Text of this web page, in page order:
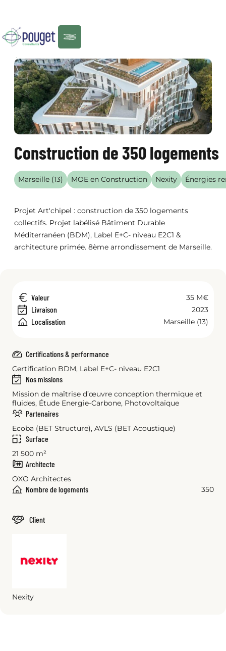
Menu
Construction de 350 logements
Marseille (13) MOE en Construction Nexity Énergies
Projet Art'chipel : construction de 350 logements
collectifs. Projet labélisé Bâtiment Durable
Méditerranéen (BDM), Label E+C- niveau E2C1 &
architecture primée. 8ème arrondissement de Marseille.
Valeur 35 M€
Livraison 2023
Localisation Marseille (13)
Certifications & performance
Certification BDM, Label E+C- niveau E2C1
Nos missions
Mission de maîtrise d’œuvre conception thermique et
fluides, Étude Energie-Carbone, Photovoltaïque
Partenaires
Ecoba (BET Structure), AVLS (BET Acoustique)
Surface
21 500 m²
Architecte
OXO Architectes
Nombre de logements 350
Client
Nexity